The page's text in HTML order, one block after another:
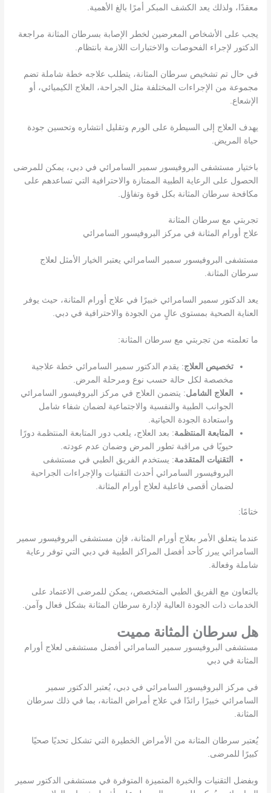
معقدًا، ولذلك يعد الكشف المبكر أمرًا بالغ الأهمية.
يجب على الأشخاص المعرضين لخطر الإصابة بسرطان المثانة مراجعة
الدكتور لإجراء الفحوصات والاختبارات اللازمة بانتظام.
في حال تم تشخيص سرطان المثانة، يتطلب علاجه خطة شاملة تضم
مجموعة من الإجراءات المختلفة مثل الجراحة، العلاج الكيميائي، أو
الإشعاع.
يهدف العلاج إلى السيطرة على الورم وتقليل انتشاره وتحسين جودة
حياة المريض.
باختيار مستشفى البروفيسور سمير السامرائي في دبي، يمكن للمرضى
الحصول على الرعاية الطبية الممتازة والاحترافية التي تساعدهم على
مكافحة سرطان المثانة بكل قوة وتفاؤل.
تجربتي مع سرطان المثانة
علاج أورام المثانة في مركز البروفيسور السامرائي
مستشفى البروفيسور سمير السامرائي يعتبر الخيار الأمثل لعلاج
سرطان المثانة.
يعد الدكتور سمير السامرائي خبيرًا في علاج أورام المثانة، حيث يوفر
العناية الصحية بمستوى عالٍ من الجودة والاحترافية في دبي.
ما تعلمته من تجربتي مع سرطان المثانة:
تخصيص العلاج: يقدم الدكتور سمير السامرائي خطة علاجية
مخصصة لكل حالة حسب نوع ومرحلة المرض.
العلاج الشامل: يتضمن العلاج في مركز البروفيسور السامرائي
الجوانب الطبية والنفسية والاجتماعية لضمان شفاء شامل
واستعادة الجودة الحياتية.
المتابعة المنتظمة: بعد العلاج، يلعب دور المتابعة المنتظمة دورًا
حيويًا في مراقبة تطور المرض وضمان عدم عودته.
التقنيات المتقدمة: يستخدم الفريق الطبي في مستشفى
البروفيسور السامرائي أحدث التقنيات والإجراءات الجراحية
لضمان أقصى فاعلية لعلاج أورام المثانة.
ختامًا:
عندما يتعلق الأمر بعلاج أورام المثانة، فإن مستشفى البروفيسور سمير
السامرائي يبرز كأحد أفضل المراكز الطبية في دبي التي توفر رعاية
شاملة وفعالة.
بالتعاون مع الفريق الطبي المتخصص، يمكن للمرضى الاعتماد على
الخدمات ذات الجودة العالية لإدارة سرطان المثانة بشكل فعال وآمن.
هل سرطان المثانة مميت
مستشفى البروفيسور سمير السامرائي أفضل مستشفى لعلاج أورام
المثانة في دبي
في مركز البروفيسور السامرائي في دبي، يُعتبر الدكتور سمير
السامرائي خبيرًا رائدًا في علاج أمراض المثانة، بما في ذلك سرطان
المثانة.
يُعتبر سرطان المثانة من الأمراض الخطيرة التي تشكل تحديًا صحيًا
كبيرًا للمرضى.
وبفضل التقنيات والخبرة المتميزة المتوفرة في مستشفى الدكتور سمير